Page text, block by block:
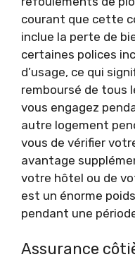
courant que cette
inclue la perte de
certaines polices
d’usage, ce qui
remboursé de tous
vous engagez
autre logement
vous de vérifier
avantage
votre hôtel ou de
est un énorme
pendant une
Assurance